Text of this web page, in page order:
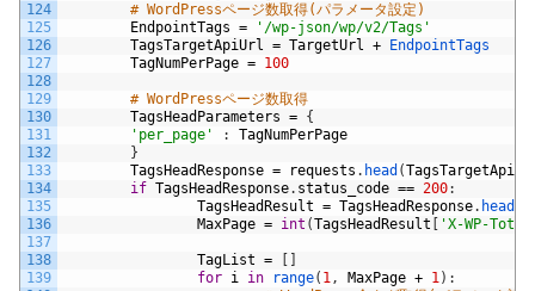
124
125
126
127
128
129
130
131
132
133
134
135
136
137
138
139
# WordPressページ数取得(パラメータ設定)
EndpointTags =
'/wp-json/wp/v2/Tags'
TagsTargetApiUrl = TargetUrl +
EndpointTags
TagNumPerPage = 100
# WordPressページ数取得
TagsHeadParameters = {
'per_page'
:
TagNumPerPage
}
TagsHeadResponse = requests . head (
if TagsHeadResponse. status_code == 200:
TagsHeadResult = TagsHeadResponse.
MaxPage = int (TagsHeadResult 'X-WP-
TagList =
for i in range( 1, MaxPage + 1) :